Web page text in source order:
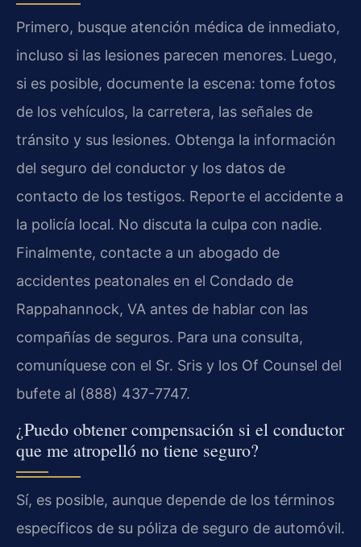
Primero, busque atención médica de inmediato,
incluso si las lesiones parecen menores. Luego,
si es posible, documente la escena: tome fotos
de los vehículos, la carretera, las señales de
tránsito y sus lesiones. Obtenga la información
del seguro del conductor y los datos de
contacto de los testigos. Reporte el accidente a
la policía local. No discuta la culpa con nadie.
Finalmente, contacte a un abogado de
accidentes peatonales en el Condado de
Rappahannock, VA antes de hablar con las
compañías de seguros. Para una consulta,
comuníquese con el Sr. Sris y los Of Counsel del
bufete al (888) 437-7747.
¿Puedo obtener compensación si el conductor
que me atropelló no tiene seguro?
Sí, es posible, aunque depende de los términos
específicos de su póliza de seguro de automóvil.